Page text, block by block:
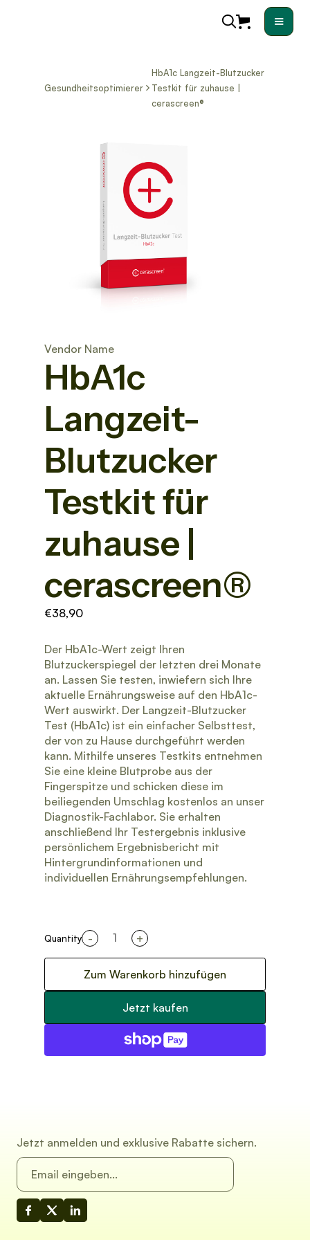
Gesundheitsoptimierer
HbA1c Langzeit-Blutzucker
Testkit für zuhause |
cerascreen®
Vendor Name
HbA1c
Langzeit-
Blutzucker
Testkit für
zuhause |
cerascreen®
€38,90
Der HbA1c-Wert zeigt Ihren
Blutzuckerspiegel der letzten drei Monate
an. Lassen Sie testen, inwiefern sich Ihre
aktuelle Ernährungsweise auf den HbA1c-
Wert auswirkt. Der Langzeit-Blutzucker
Test (HbA1c) ist ein einfacher Selbsttest,
der von zu Hause durchgeführt werden
kann. Mithilfe unseres Testkits entnehmen
Sie eine kleine Blutprobe aus der
Fingerspitze und schicken diese im
beiliegenden Umschlag kostenlos an unser
Diagnostik-Fachlabor. Sie erhalten
anschließend Ihr Testergebnis inklusive
persönlichem Ergebnisbericht mit
Hintergrundinformationen und
individuellen Ernährungsempfehlungen.
Quantity - +
Zum Warenkorb hinzufügen
Jetzt kaufen
Jetzt anmelden und exklusive Rabatte sichern.